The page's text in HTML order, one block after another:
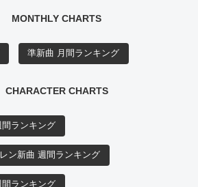
MONTHLY CHARTS
準新曲 月間ランキング
CHARACTER CHARTS
ランキング
ン新曲 週間ランキング
ランキング